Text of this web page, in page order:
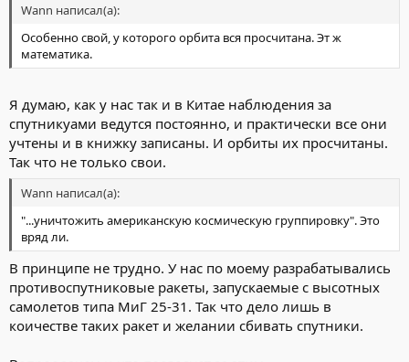
Wann написал(а):
Особенно свой, у которого орбита вся просчитана. Эт ж
математика.
Я думаю, как у нас так и в Китае наблюдения за
спутникуами ведутся постоянно, и практически все они
учтены и в книжку записаны. И орбиты их просчитаны.
Так что не только свои.
Wann написал(а):
"...уничтожить американскую космическую группировку". Это
вряд ли.
В принципе не трудно. У нас по моему разрабатывались
противоспутниковые ракеты, запускаемые с высотных
самолетов типа МиГ 25-31. Так что дело лишь в
коичестве таких ракет и желании сбивать спутники.